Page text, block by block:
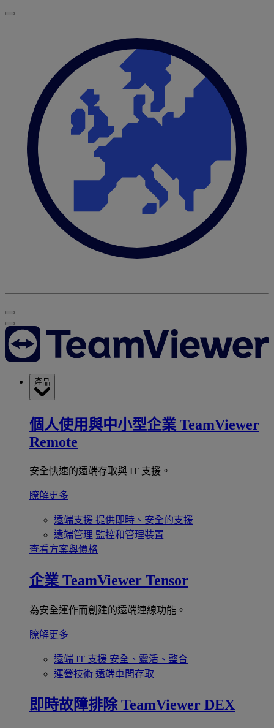
產品
個人使用與中小型企業 TeamViewer
Remote
安全快速的遠端存取與 IT 支援。
瞭解更多
遠端支援 提供即時、安全的支援
遠端管理 監控和管理裝置
查看方案與價格
企業 TeamViewer Tensor
為安全運作而創建的遠端連線功能。
瞭解更多
遠端 IT 支援 安全、靈活、整合
運營技術 遠端車間存取
即時故障排除 TeamViewer DEX